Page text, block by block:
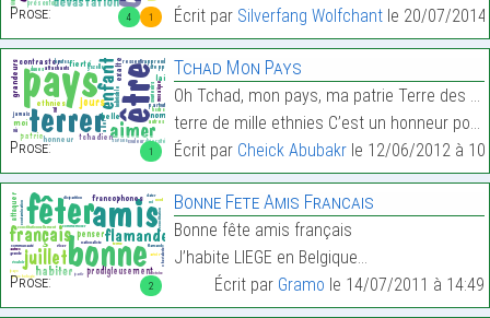
4 1
Prose:
Écrit par Silverfang Wolfchantle 20/07/2014
1
Prose:
Tchad Mon Pays
Oh Tchad, mon pays, ma patrie Terre des contraste,
terre de mille ethnies C’est un honneur pour moi,…
Écrit par Cheick Abubakrle 12/06/2012 à
2
Prose:
Bonne Fete Amis Francais
Bonne fête amis français
J’habite LIEGE en Belgique…
Écrit par Gramo le 14/07/2011 à 14:49